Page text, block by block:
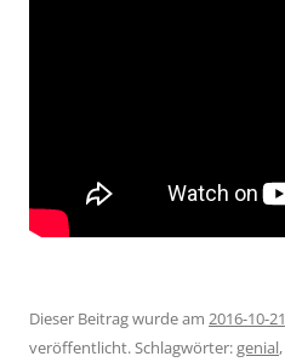
Dieser Beitrag wurde am 2016-10-21
veröffentlicht. Schlagwörter:genial,